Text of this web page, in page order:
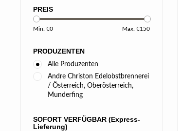
PREIS
Min: €0 Max: €150
PRODUZENTEN
Alle Produzenten
Andre Christon Edelobstbrennerei
/ Österreich, Oberösterreich,
Munderfing
SOFORT VERFÜGBAR (Express-
Lieferung)